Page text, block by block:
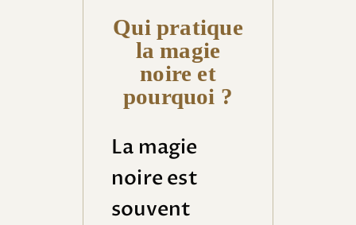
Qui pratique
la magie
noire et
pourquoi ?
La magie
noire est
souvent